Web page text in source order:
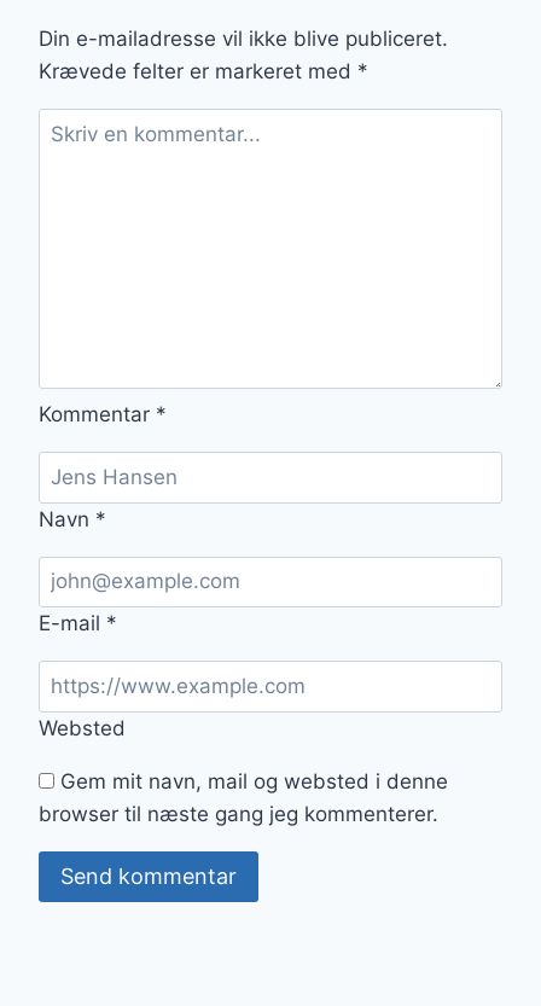
GRØNT
OG
FLØDESKUM
Din e-mailadresse vil ikke blive publiceret.
Krævede felter er markeret med *
Kommentar *
Navn *
E-mail *
Websted
Gem mit navn, mail og websted i denne
browser til næste gang jeg kommenterer.